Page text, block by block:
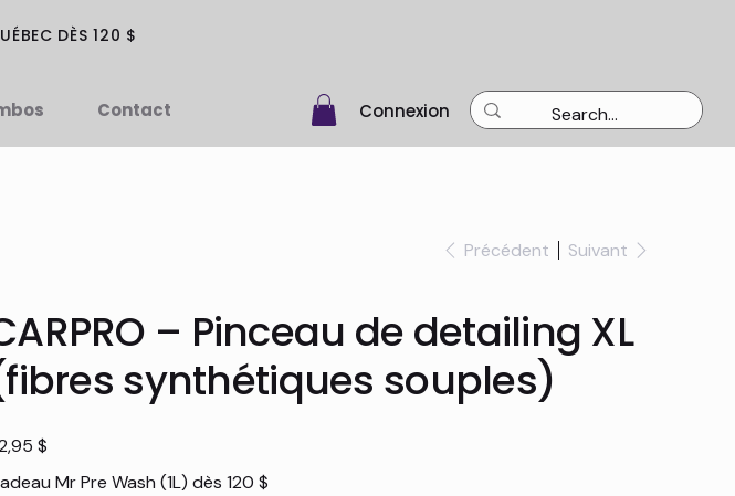
Contact Connexion
DÈS 120 $
Précédent Suivant
– Pinceau de detailing XL
synthétiques souples)
$
Mr Pre Wash (1L) dès 120 $